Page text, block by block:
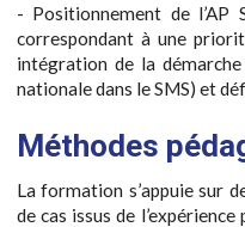
- Positionnement de l’AP
correspondant à une
intégration de la
nationale dans le SMS) et
Méthodes
La formation s’appuie sur
de cas issus de